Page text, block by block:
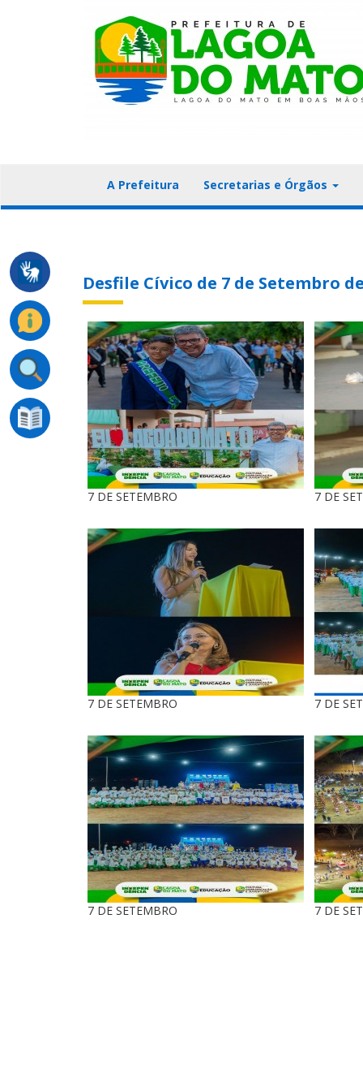
A Prefeitura Secretarias e Órgãos
Desfile Cívico de 7 de Setembro
7 DE SETEMBRO 7 DE
7 DE SETEMBRO 7 DE
7 DE SETEMBRO 7 DE